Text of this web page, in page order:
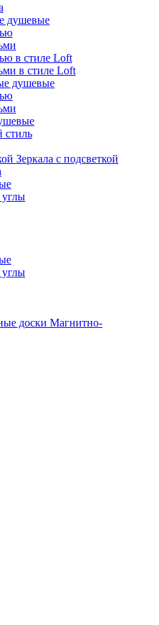
душевые
в стиле Loft
в стиле Loft
душевые
стиль
Зеркала с подсветкой
Магнитно-